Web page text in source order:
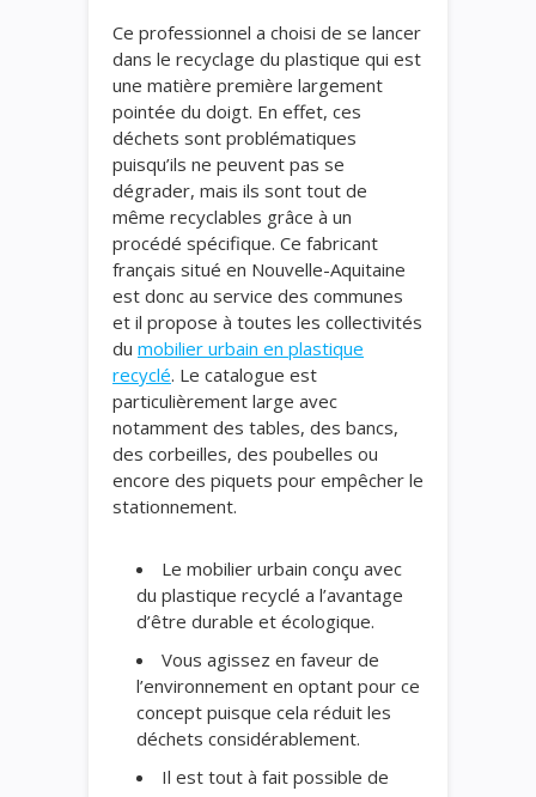
Ce professionnel a choisi de se lancer
dans le recyclage du plastique qui est
une matière première largement
pointée du doigt. En effet, ces
déchets sont problématiques
puisqu’ils ne peuvent pas se
dégrader, mais ils sont tout de
même recyclables grâce à un
procédé spécifique. Ce fabricant
français situé en Nouvelle-Aquitaine
est donc au service des communes
et il propose à toutes les collectivités
du mobilier urbain en plastique
recyclé. Le catalogue est
particulièrement large avec
notamment des tables, des bancs,
des corbeilles, des poubelles ou
encore des piquets pour empêcher le
stationnement.
Le mobilier urbain conçu avec
du plastique recyclé a l’avantage
d’être durable et écologique.
Vous agissez en faveur de
l’environnement en optant pour ce
concept puisque cela réduit les
déchets considérablement.
Il est tout à fait possible de